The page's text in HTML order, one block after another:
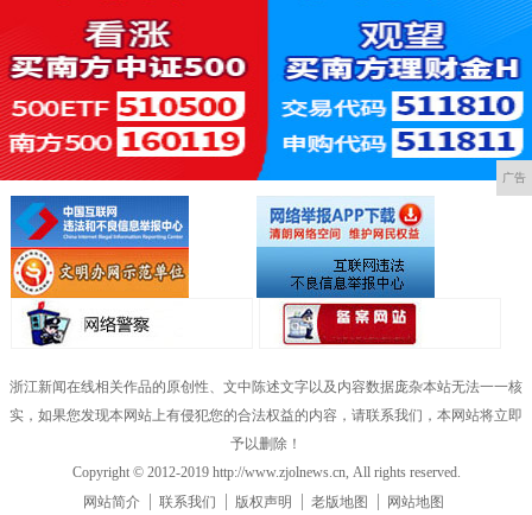
广告
浙江新闻在线相关作品的原创性、文中陈述文字以及内容数据庞杂本站无法一一核
实，如果您发现本网站上有侵犯您的合法权益的内容，请联系我们，本网站将立即
予以删除！
Copyright © 2012-2019 http://www.zjolnews.cn, All rights reserved.
网站简介
联系我们 版权声明 老版地图 网站地图